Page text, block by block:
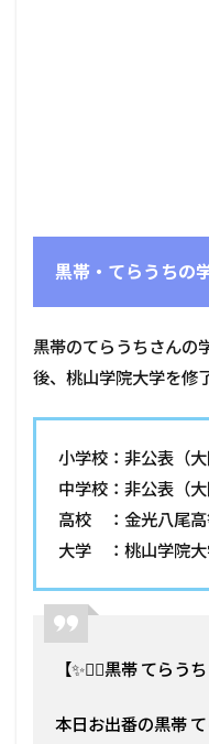
黒帯・てらうちの
黒帯のてらうちさんの
後、桃山学院大学を修
小学校：非公表（大
中学校：非公表（
高校 ：金光八尾高
大学 ：桃山学院大
【✨💇‍♂️黒帯 てらう
本日お出番の黒帯